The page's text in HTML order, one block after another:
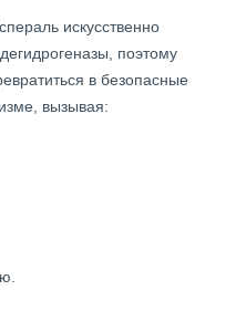
искусственно
поэтому
в безопасные
вызывая: